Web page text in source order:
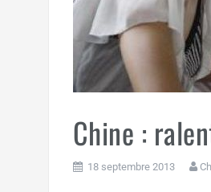
Chine :
18 septembre 2013